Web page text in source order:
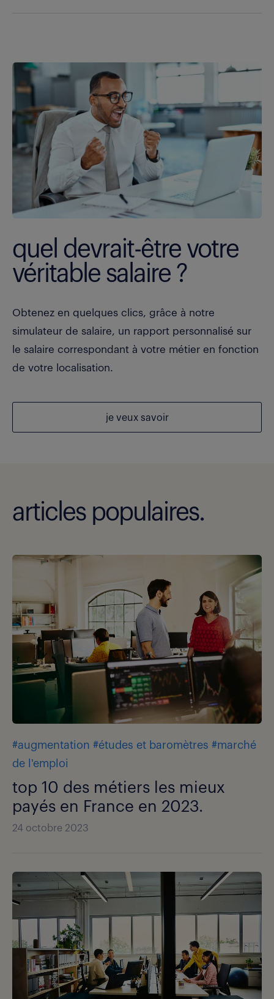
quel devrait-être votre
véritable salaire ?
Obtenez en quelques clics, grâce à notre
simulateur de salaire, un rapport personnalisé sur
le salaire correspondant à votre métier en fonction
de votre localisation.
je veux savoir
articles populaires.
#augmentation #études et baromètres #marché
de l'emploi
top 10 des métiers les mieux
payés en France en 2023.
24 octobre 2023